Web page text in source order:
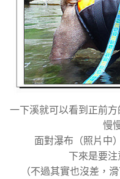
一下溪就可以看到正前
慢
面對瀑布（照片中
下來是要注
（不過其實也沒差，